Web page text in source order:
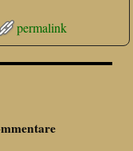
permalink